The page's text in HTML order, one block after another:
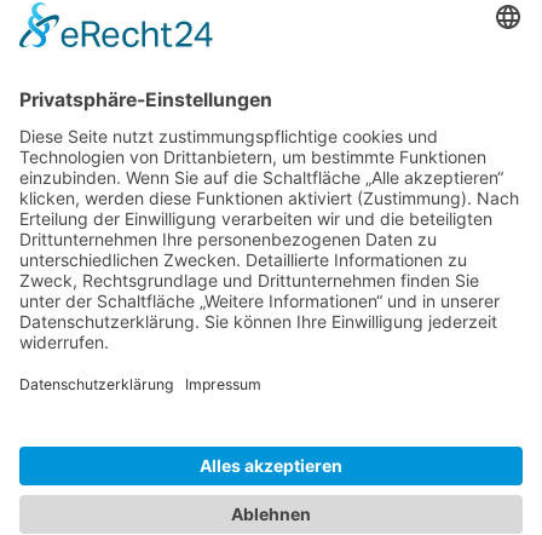
Zaria 3. Juni 2026 um 13:03
Ms word to PDF
Manuellsen 28. Mai 2026 um 10:31
Künstliche Intelligenz in der
Plattformentwicklung
MasonOgden 24. August 2025 um 10:58
Was habt ihr euch zuletzt gekauft?
LarsKlars 3. März 2025 um 10:08
Kontakt